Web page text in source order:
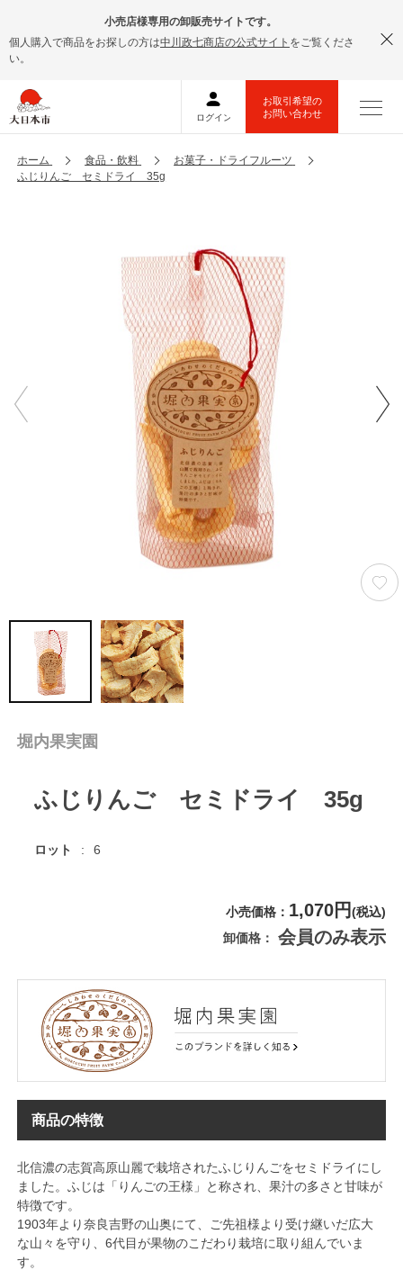
小売店様専用の卸販売サイトです。
個人購入で商品をお探しの方は中川政七商店の公式サイト をご覧くださ
い。
ホーム 食品・飲料
お菓子・ドライフルーツ
ふじりんご セミドライ 35g
堀内果実園
ふじりんご セミドライ 35g
ロット 6
小売価格 1,070円(税込)
卸価格
会員のみ表示
商品の特徴
北信濃の志賀高原山麗で栽培されたふじりんごをセミドライにし
ました。ふじは「りんごの王様」と称され、果汁の多さと甘味が
特徴です。
1903年より奈良吉野の山奥にて、ご先祖様より受け継いだ広大
な山々を守り、6代目が果物のこだわり栽培に取り組んでいま
す。